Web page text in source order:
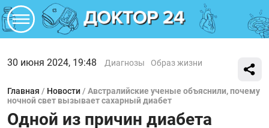
30 июня 2024, 19:48 Диагнозы Образ жизни
Главная / Новости / Австралийские ученые объяснили, почему
ночной свет вызывает сахарный диабет
Одной из причин диабета